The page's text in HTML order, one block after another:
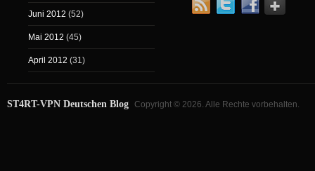
Juni 2012 (52)
Mai 2012 (45)
April 2012 (31)
ST4RT-VPN Deutschen Blog Copyright © 2026. Alle Rechte vorbehalten.